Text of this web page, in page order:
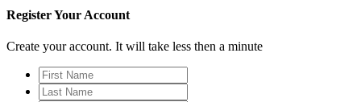
Register Your Account
Create your account. It will take less then a minute